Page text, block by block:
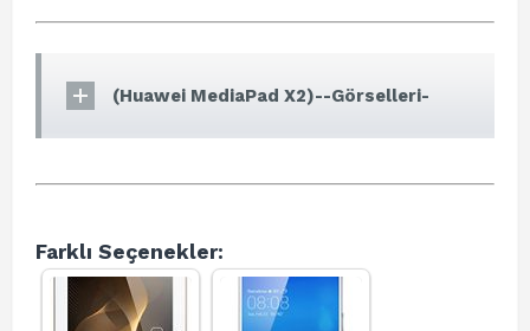
(Huawei MediaPad X2)--Görselleri-
Farklı Seçenekler: